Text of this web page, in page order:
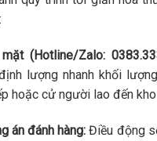
(Hotline/Zalo:
lượng nhanh khối
hoặc cử người lao đến
án đánh hàng: Điều động